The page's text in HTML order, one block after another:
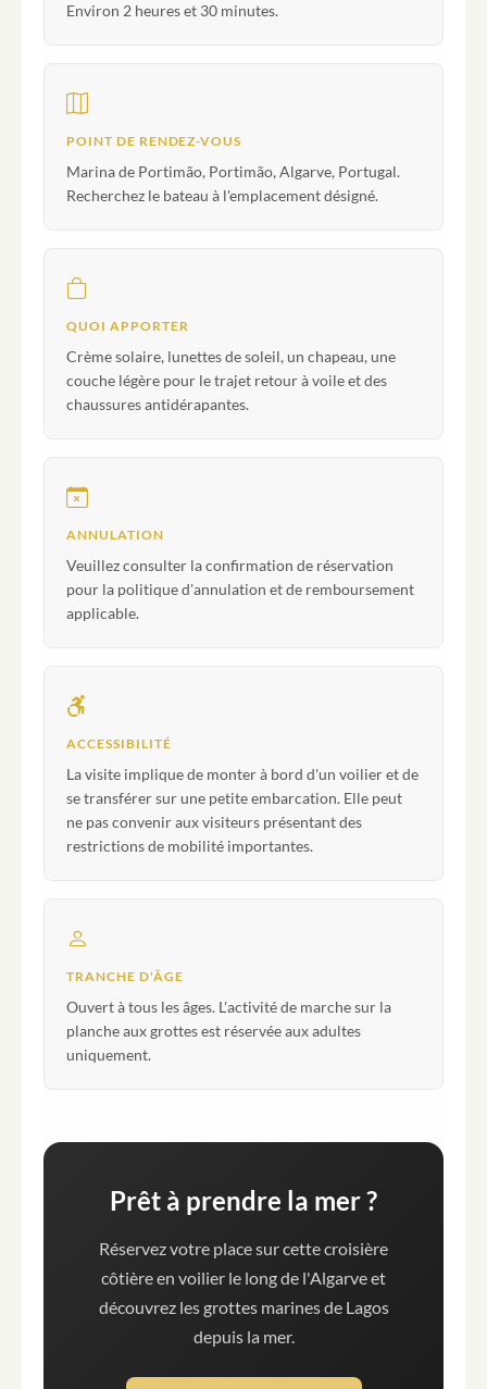
Environ 2 heures et 30 minutes.
POINT DE RENDEZ-VOUS
Marina de Portimão, Portimão, Algarve, Portugal.
Recherchez le bateau à l'emplacement désigné.
QUOI APPORTER
Crème solaire, lunettes de soleil, un chapeau, une
couche légère pour le trajet retour à voile et des
chaussures antidérapantes.
ANNULATION
Veuillez consulter la confirmation de réservation
pour la politique d'annulation et de remboursement
applicable.
ACCESSIBILITÉ
La visite implique de monter à bord d'un voilier et de
se transférer sur une petite embarcation. Elle peut
ne pas convenir aux visiteurs présentant des
restrictions de mobilité importantes.
TRANCHE D'ÂGE
Ouvert à tous les âges. L'activité de marche sur la
planche aux grottes est réservée aux adultes
uniquement.
Prêt à prendre la mer ?
Réservez votre place sur cette croisière
côtière en voilier le long de l'Algarve et
découvrez les grottes marines de Lagos
depuis la mer.